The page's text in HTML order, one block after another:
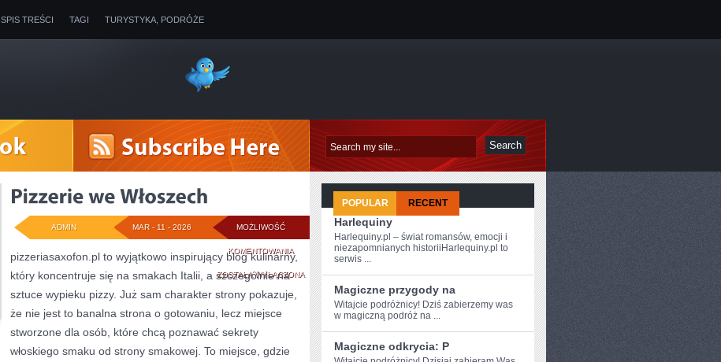
SPIS TREŚCI TAGI TURYSTYKA, PODRÓŻE
MOŻLIWOŚĆ
KOMENTOWANIAPIZZERIE
WE
WŁOSZECH
ZOSTAŁA WYŁĄCZONA
MAR - 11 - 2026
ADMIN
pizzeriasaxofon.pl to wyjątkowo inspirujący blog kulinarny,
który koncentruje się na smakach Italii, a szczególnie na
sztuce wypieku pizzy. Już sam charakter strony pokazuje,
że nie jest to banalna strona o gotowaniu, lecz miejsce
stworzone dla osób, które chcą poznawać sekrety
włoskiego smaku od strony smakowej. To miejsce, gdzie
POPULAR RECENT
Harlequiny
Harlequiny.pl – świat romansów, emocji i
niezapomnianych historiiHarlequiny.pl to
serwis ...
Magiczne przygody na
Witajcie podróżnicy!​ Dziś zabierzemy⁣ was
w magiczną podróż na ...
Magiczne odkrycia: P